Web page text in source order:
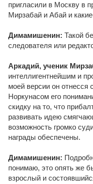
пригласили в Москву в
Мирзабай и Абай и
Димамишенин: Такой
следователя или
Аркадий, ученик
интеллигентнейшим и
моей версии он
Норкунасом его
скидку на то, что
развивать идею
возможность громко
награды обеспечены.
Димамишенин:
понимаю, это опять же
взрослый и